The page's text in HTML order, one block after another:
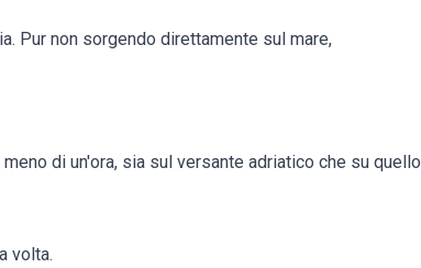
Pur non sorgendo direttamente sul mare,
di un'ora, sia sul versante adriatico che su quello
volta.